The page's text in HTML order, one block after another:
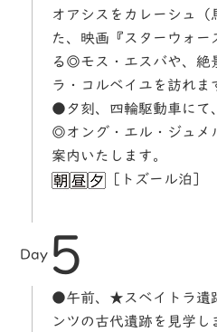
オアシスをカレーシュ（
た、映画『スターウォ
る◎モス・エスバや、絶
ラ・コルベイユを訪れま
●夕刻、四輪駆動車にて
◎オング・エル・ジュメ
案内いたします。
［トズール泊］
Day 5
●午前、★スベイトラ遺
ンツの古代遺跡を見学し